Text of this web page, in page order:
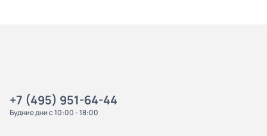
+7 (495) 951-64-44
Будние дни с 10:00 - 18:00